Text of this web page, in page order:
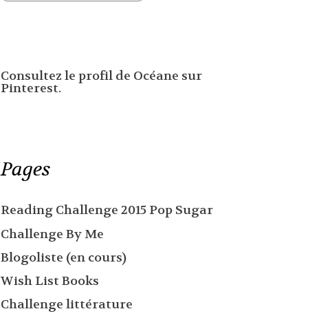
Consultez le profil de Océane sur
Pinterest.
Pages
Reading Challenge 2015 Pop Sugar
Challenge By Me
Blogoliste (en cours)
Wish List Books
Challenge littérature